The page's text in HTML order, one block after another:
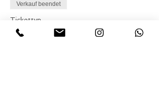
Verkauf beendet
Tickettyp
Teilnahme Yoga am